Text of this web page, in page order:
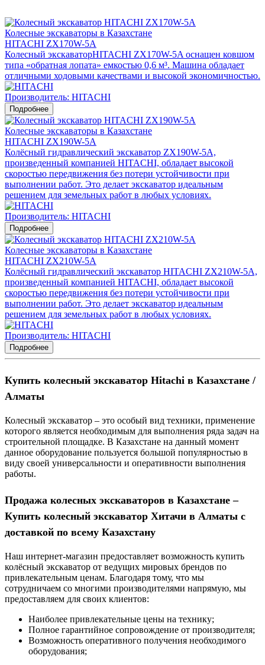
Колесные экскаваторы в Казахстане
HITACHI ZX170W-5A
Колесный экскаваторHITACHI ZX170W-5A оснащен ковшом
типа «обратная лопата» емкостью 0,6 м³. Машина обладает
отличными ходовыми качествами и высокой экономичностью.
Производитель: HITACHI
Подробнее
Колесные экскаваторы в Казахстане
HITACHI ZX190W-5A
Колёсный гидравлический экскаватор ZX190W-5A,
произведенный компанией HITACHI, обладает высокой
скоростью передвижения без потери устойчивости при
выполнении работ. Это делает экскаватор идеальным
решением для земельных работ в любых условиях.
Производитель: HITACHI
Подробнее
Колесные экскаваторы в Казахстане
HITACHI ZX210W-5A
Колёсный гидравлический экскаватор HITACHI ZX210W-5A,
произведенный компанией HITACHI, обладает высокой
скоростью передвижения без потери устойчивости при
выполнении работ. Это делает экскаватор идеальным
решением для земельных работ в любых условиях.
Производитель: HITACHI
Подробнее
Купить колесный экскаватор Hitachi в Казахстане /
Алматы
Колесный экскаватор – это особый вид техники, применение
которого является необходимым для выполнения ряда задач на
строительной площадке. В Казахстане на данный момент
данное оборудование пользуется большой популярностью в
виду своей универсальности и оперативности выполнения
работы.
Продажа колесных экскаваторов в Казахстане –
Купить колесный экскаватор Хитачи в Алматы с
доставкой по всему Казахстану
Наш интернет-магазин предоставляет возможность купить
колёсный экскаватор от ведущих мировых брендов по
привлекательным ценам. Благодаря тому, что мы
сотрудничаем со многими производителями напрямую, мы
предоставляем для своих клиентов:
Наиболее привлекательные цены на технику;
Полное гарантийное сопровождение от производителя;
Возможность оперативного получения необходимого
оборудования;